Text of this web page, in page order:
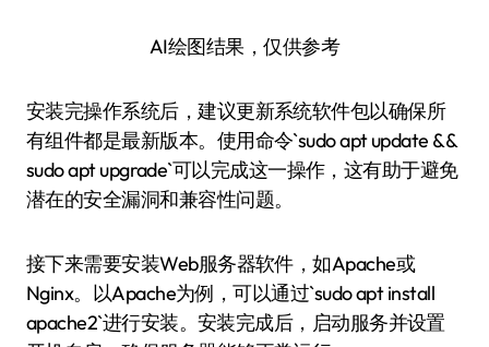
AI绘图结果，仅供参考
安装完操作系统后，建议更新系统软件包以确保所
有组件都是最新版本。使用命令`sudo apt update &&
sudo apt upgrade`可以完成这一操作，这有助于避免
潜在的安全漏洞和兼容性问题。
接下来需要安装Web服务器软件，如Apache或
Nginx。以Apache为例，可以通过`sudo apt install
apache2`进行安装。安装完成后，启动服务并设置